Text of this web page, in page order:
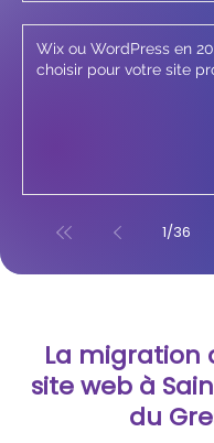
Wix ou WordPress en
choisir pour votre site
1/36
La migration
site web à
du